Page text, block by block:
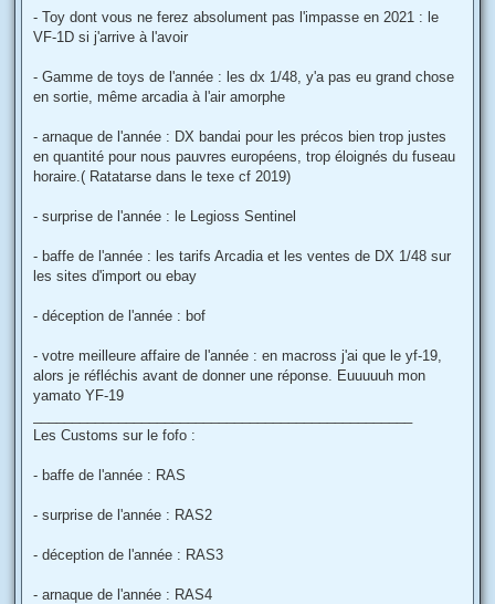
- Toy dont vous ne ferez absolument pas l'impasse en 2021 : le
VF-1D si j'arrive à l'avoir
- Gamme de toys de l'année : les dx 1/48, y'a pas eu grand chose
en sortie, même arcadia à l'air amorphe
- arnaque de l'année : DX bandai pour les précos bien trop justes
en quantité pour nous pauvres européens, trop éloignés du fuseau
horaire.( Ratatarse dans le texe cf 2019)
- surprise de l'année : le Legioss Sentinel
- baffe de l'année : les tarifs Arcadia et les ventes de DX 1/48 sur
les sites d'import ou ebay
- déception de l'année : bof
- votre meilleure affaire de l'année : en macross j'ai que le yf-19,
alors je réfléchis avant de donner une réponse. Euuuuuh mon
yamato YF-19
Les Customs sur le fofo :
- baffe de l'année : RAS
- surprise de l'année : RAS2
- déception de l'année : RAS3
- arnaque de l'année : RAS4